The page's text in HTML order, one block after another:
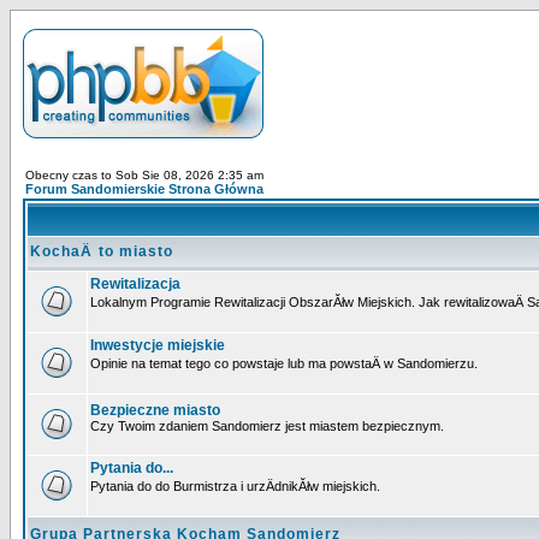
Obecny czas to Sob Sie 08, 2026 2:35 am
Forum Sandomierskie Strona Główna
KochaÄ to miasto
Rewitalizacja
Lokalnym Programie Rewitalizacji ObszarĂłw Miejskich. Jak rewitalizowaÄ
Inwestycje miejskie
Opinie na temat tego co powstaje lub ma powstaÄ w Sandomierzu.
Bezpieczne miasto
Czy Twoim zdaniem Sandomierz jest miastem bezpiecznym.
Pytania do...
Pytania do do Burmistrza i urzÄdnikĂłw miejskich.
Grupa Partnerska Kocham Sandomierz